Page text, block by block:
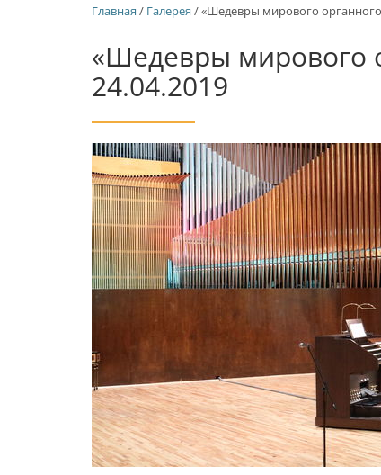
Главная / Галерея / «Шедевры мирового органного
«Шедевры мирового
24.04.2019